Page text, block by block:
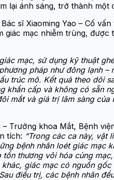
lại ánh sáng, trở thành
sĩ Xiaoming Yao – Cố
mạc nhiễm trùng,
mạc, sử dụng kỹ thuật
pháp như đông lạnh
trúc mô. Kết quả theo dõi
cấp và không có sẵn
mắt và giá trị lâm sàng
Trưởng khoa Mắt, Bệnh
tích: “Trong các ca này, vật
bệnh nhân loét giác
thương vôi hóa củng
giác mạc có nguồn
điều trị, các bệnh nhân